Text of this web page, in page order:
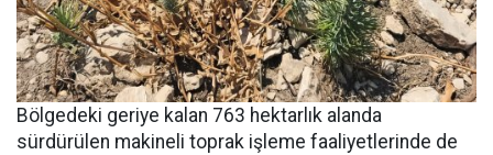
Bölgedeki geriye kalan 763 hektarlık alanda
sürdürülen makineli toprak işleme faaliyetlerinde de